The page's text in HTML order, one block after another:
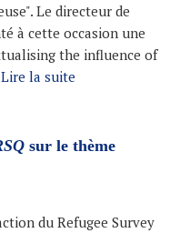
Le directeur de
à cette occasion une
the influence of
Lire la suite
sur le thème
du Refugee Survey